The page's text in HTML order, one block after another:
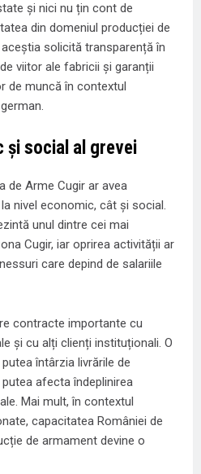
și nici nu țin cont de
din domeniul producției de
solicită transparență în
viitor ale fabricii și garanții
de muncă în contextul
și social al grevei
de Arme Cugir ar avea
nivel economic, cât și social.
unul dintre cei mai
Cugir, iar oprirea activității ar
care depind de salariile
contracte importante cu
și cu alți clienți instituționali. O
întârzia livrările de
afecta îndeplinirea
Mai mult, în contextul
capacitatea României de
de armament devine o